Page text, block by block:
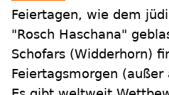
Feiertagen, wie dem
"Rosch Haschana"
Schofars (Widderhorn)
Feiertagsmorgen